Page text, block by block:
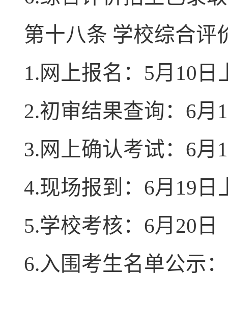
第十八条 学校综合评
1.网上报名： 5月 10 日
2.初审结果查询： 6月 1
3.网上确认考试： 6月
4.现场报到： 6月 19 日
5.学校考核： 6月 20 日
6.入围考生名单公示：